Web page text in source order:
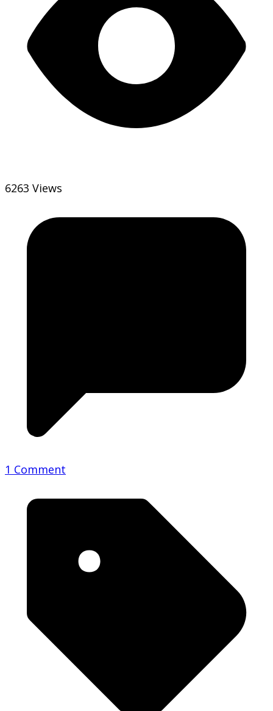
6263 Views
1 Comment